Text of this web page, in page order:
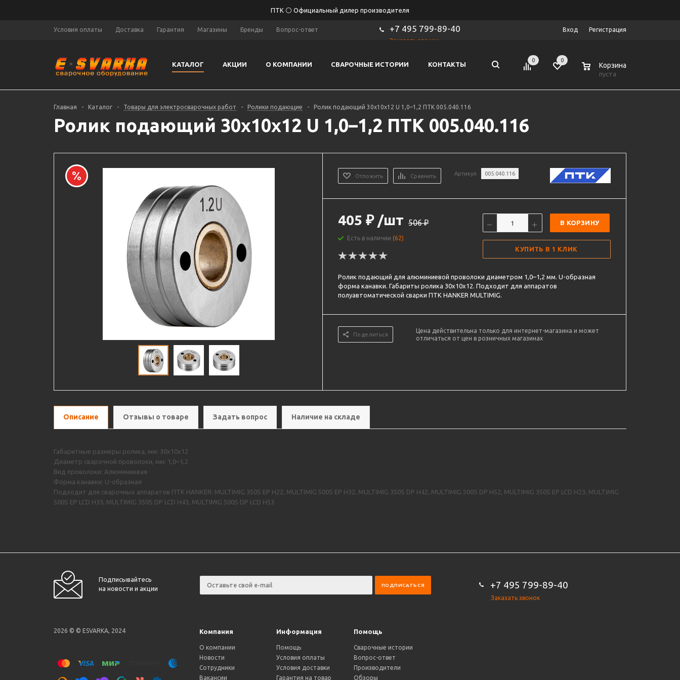
ПТК ⚪ Официальный дилер производителя
Условия оплаты Доставка Гарантия Магазины Бренды Вопрос-ответ +7 495 799-89-40
Заказать звонок
Вход Регистрация
КАТАЛОГ АКЦИИ О КОМПАНИИ СВАРОЧНЫЕ ИСТОРИИ КОНТАКТЫ
0 0
Корзина
пуста
Главная - Каталог - Товары для электросварочных работ - Ролики подающие - Ролик подающий 30х10х12 U 1,0–1,2 ПТК 005.040.116
Ролик подающий 30х10х12 U 1,0–1,2 ПТК 005.040.116
Отложить Сравнить Артикул 005.040.116
405 ₽ /шт 506₽
Есть в наличии(62)
В КОРЗИНУ
КУПИТЬ В 1 КЛИК
Ролик подающий для алюминиевой проволоки диаметром 1,0–1,2 мм. U-образная
форма канавки. Габариты ролика 30х10х12. Подходит для аппаратов
полуавтоматической сварки ПТК HANKER MULTIMIG.
Поделиться
Цена действительна только для интернет-магазина и может
отличаться от цен в розничных магазинах
Описание Отзывы о товаре Задать вопрос Наличие на складе
Габаритные размеры ролика, мм: 30х10х12
Диаметр сварочной проволоки, мм: 1,0–1,2
Вид проволоки: Алюминиевая
Форма канавки: U-образная
Подходит для сварочных аппаратов ПТК HANKER: MULTIMIG 350S EP H22, MULTIMIG 500S EP H32, MULTIMIG 350S DP H42, MULTIMIG 500S DP H52, MULTIMIG 350S EP LCD H23, MULTIMIG
500S EP LCD H33, MULTIMIG 350S DP LCD H43, MULTIMIG 500S DP LCD H53
Подписывайтесь
на новости и акции
+7 495 799-89-40
Заказать звонок
2026 © © ESVARKA, 2024 Компания Информация Помощь
О компании
Новости
Сотрудники
Вакансии
Помощь
Условия оплаты
Условия доставки
Гарантия на товар
Сварочные истории
Вопрос-ответ
Производители
Обзоры